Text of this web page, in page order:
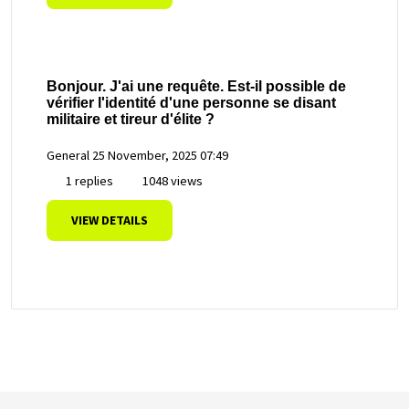
Bonjour. J'ai une requête. Est-il possible de
vérifier l'identité d'une personne se disant
militaire et tireur d'élite ?
General 25 November, 2025 07:49
1 replies
1048 views
VIEW DETAILS